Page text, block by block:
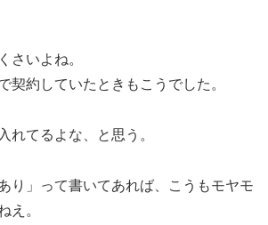
さいよね。
契約していたときもこうでした。
れてるよな、と思う。
り」って書いてあれば、こうもモヤモ
え。